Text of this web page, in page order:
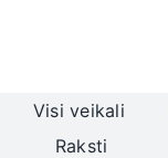
Visi veikali
Raksti